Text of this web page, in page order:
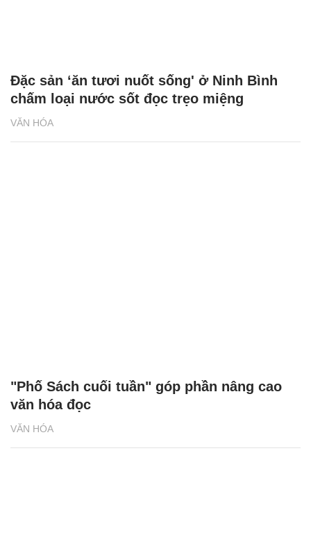
VĂN HÓA
Đặc sản ‘ăn tươi nuốt sống' ở Ninh Bình
chấm loại nước sốt đọc trẹo miệng
VĂN HÓA
"Phố Sách cuối tuần" góp phần nâng cao
văn hóa đọc